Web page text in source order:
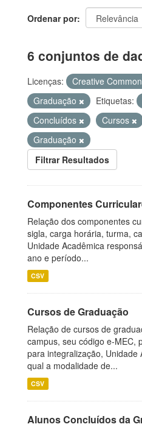
Ordenar por
6 conjuntos de
Licenças: Creative
Graduação
Etiquetas:
Concluídos
Cursos
Graduação
Filtrar Resultados
Componentes
Relação dos componentes
sigla, carga horária, turma,
Unidade Acadêmica
ano e período...
CSV
Cursos de Graduação
Relação de cursos de
campus, seu código e-MEC,
para integralização, Unidade
qual a modalidade de...
CSV
Alunos Concluídos da